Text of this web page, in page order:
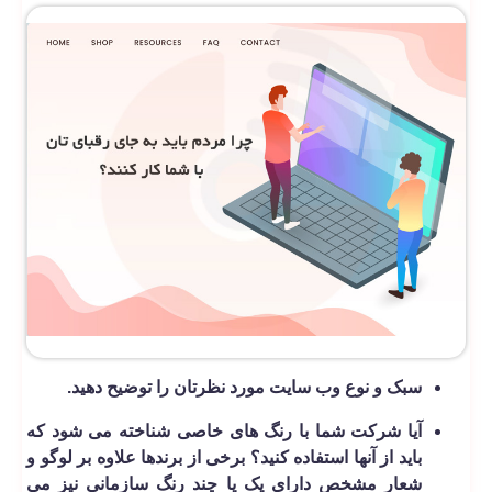
سبک و نوع وب سایت مورد نظرتان را توضیح دهید.
آیا شرکت شما با رنگ های خاصی شناخته می­ شود که
باید از آنها استفاده کنید؟ برخی از برندها علاوه بر لوگو و
شعار مشخص دارای یک یا چند رنگ سازمانی نیز می